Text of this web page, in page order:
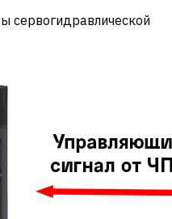
сервогидравлической